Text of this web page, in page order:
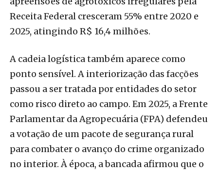
Receita Federal cresceram 55% entre 2020 e
2025, atingindo R$ 16,4 milhões.
A cadeia logística também aparece como
ponto sensível. A interiorização das facções
passou a ser tratada por entidades do setor
como risco direto ao campo. Em 2025, a Frente
Parlamentar da Agropecuária (FPA) defendeu
a votação de um pacote de segurança rural
para combater o avanço do crime organizado
no interior. À época, a bancada afirmou que o